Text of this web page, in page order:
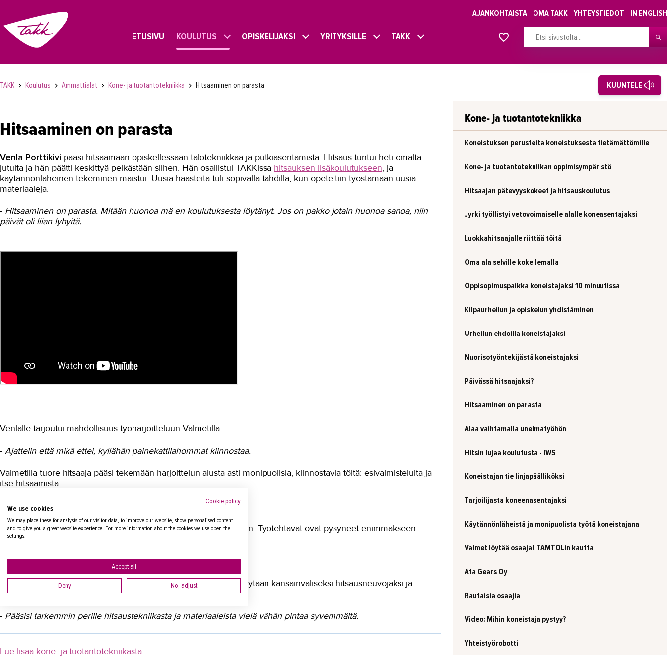
AJANKOHTAISTA OMA TAKK YHTEYSTIEDOT IN ENGLISH
ETUSIVU KOULUTUS OPISKELIJAKSI YRITYKSILLE TAKK
TAKK Koulutus Ammattialat Kone- ja tuotantotekniikka Hitsaaminen on parasta KUUNTELE
Hitsaaminen on parasta
Venla Porttikivi pääsi hitsaamaan opiskellessaan talotekniikkaa ja putkiasentamista. Hitsaus tuntui heti omalta
jutulta ja hän päätti keskittyä pelkästään siihen. Hän osallistui TAKKissa hitsauksen lisäkoulutukseen, ja
käytännönläheinen tekeminen maistui. Uusia haasteita tuli sopivalla tahdilla, kun opeteltiin työstämään uusia
materiaaleja.
- Hitsaaminen on parasta. Mitään huonoa mä en koulutuksesta löytänyt. Jos on pakko jotain huonoa sanoa, niin
päivät oli liian lyhyitä.
Venlalle tarjoutui mahdollisuus työharjoitteluun Valmetilla.
- Ajattelin että mikä ettei, kyllähän painekattilahommat kiinnostaa.
Valmetilla tuore hitsaaja pääsi tekemään harjoittelun alusta asti monipuolisia, kiinnostavia töitä: esivalmisteluita ja
itse hitsaamista.
Kunnon hommia
Työharjoittelun jälkeen hänet pestattiin Valmetille vakituisiin töihin. Työtehtävät ovat pysyneet enimmäkseen
samoina ja tekijän motivaatio hyvänä.
Onneksi tulin, onneksi sain jäädä, olen tosi tyytyväinen.
Venlan tulevaisuuden haaveena on IWS-koulutus. Siinä pätevöidytään kansainväliseksi hitsausneuvojaksi ja
hitsauskoordinoijan tehtäviin.
- Pääsisi tarkemmin perille hitsaustekniikasta ja materiaaleista vielä vähän pintaa syvemmältä.
Lue lisää kone- ja tuotantotekniikasta
Kone- ja tuotantotekniikka
Koneistuksen perusteita koneistuksesta tietämättömille
Kone- ja tuotantotekniikan oppimisympäristö
Hitsaajan pätevyyskokeet ja hitsauskoulutus
Jyrki työllistyi vetovoimaiselle alalle koneasentajaksi
Luokkahitsaajalle riittää töitä
Oma ala selville kokeilemalla
Oppisopimuspaikka koneistajaksi 10 minuutissa
Kilpaurheilun ja opiskelun yhdistäminen
Urheilun ehdoilla koneistajaksi
Nuorisotyöntekijästä koneistajaksi
Päivässä hitsaajaksi?
Hitsaaminen on parasta
Alaa vaihtamalla unelmatyöhön
Hitsin lujaa koulutusta - IWS
Koneistajan tie linjapäälliköksi
Tarjoilijasta koneenasentajaksi
Käytännönläheistä ja monipuolista työtä koneistajana
Valmet löytää osaajat TAMTOLin kautta
Ata Gears Oy
Rautaisia osaajia
Video: Mihin koneistaja pystyy?
Yhteistyörobotti
Alkavat koulutukset osiosta
Cookie policy
We use cookies
We may place these for analysis of our visitor data, to improve our website, show personalised content
and to give you a great website experience. For more information about the cookies we use open the
settings.
Accept all
Deny No, adjust